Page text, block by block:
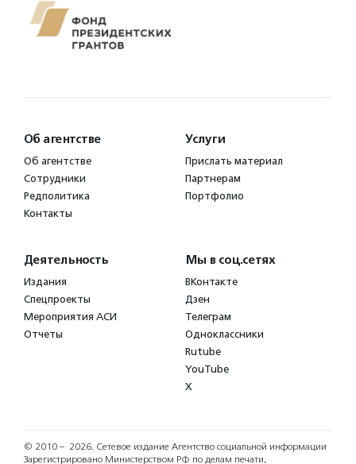
Об агентстве
Об агентстве
Сотрудники
Редполитика
Контакты
Услуги
Прислать материал
Партнерам
Портфолио
Деятельность
Издания
Спецпроекты
Мероприятия АСИ
Отчеты
Мы в соц.сетях
ВКонтакте
Дзен
Телеграм
Одноклассники
Rutube
YouTube
X
© 2010 – 2026. Сетевое издание Агентство социальной информации
Зарегистрировано Министерством РФ по делам печати,